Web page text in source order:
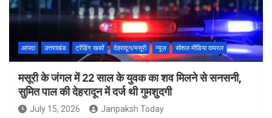
आपदा उत्तराखंड ट्रेंडिंग खबरें देहरादून/मसूरी न्यूज़ सोशल मीडिया वायरल
मसूरी के जंगल में 22 साल के युवक का शव मिलने से सनसनी,
सुमित पाल की देहरादून में दर्ज थी गुमशुदगी
July 15, 2026 Janpaksh Today